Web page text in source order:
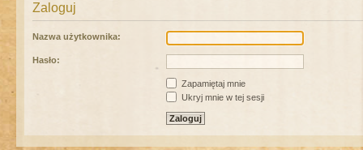
Zaloguj
Nazwa użytkownika:
Hasło:
Zapamiętaj mnie
Ukryj mnie w tej sesji